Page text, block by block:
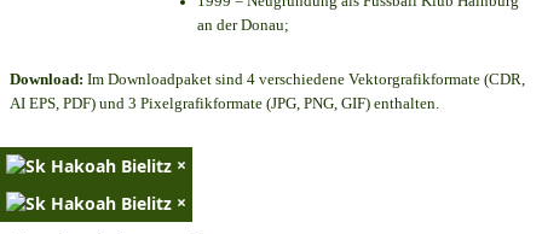
an der Donau;
Download: Im Downloadpaket sind 4 verschiedene Vektorgrafikformate (CDR,
AI EPS, PDF) und 3 Pixelgrafikformate (JPG, PNG, GIF) enthalten.
×
×